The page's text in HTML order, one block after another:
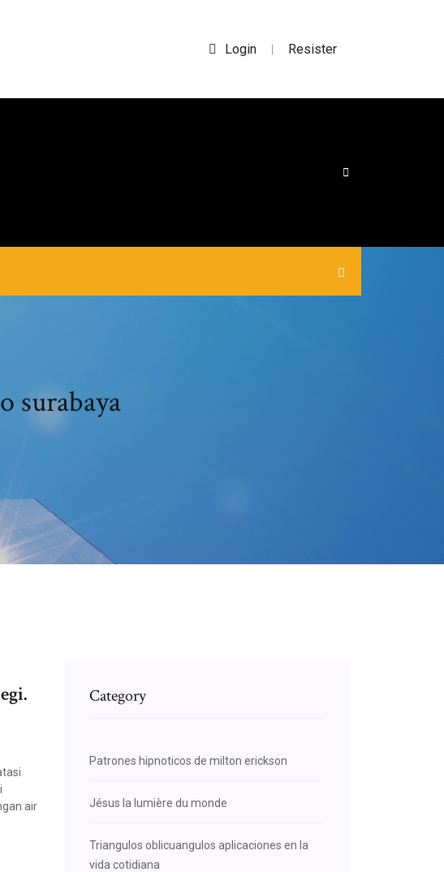
Login | Resister
surabaya
air
Category
Patrones hipnoticos de milton erickson
Jésus la lumière du monde
Triangulos oblicuangulos aplicaciones en la
vida cotidiana